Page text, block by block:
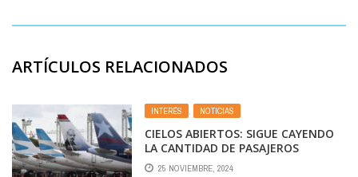
ARTÍCULOS RELACIONADOS
INTERÉS , NOTICIAS
CIELOS ABIERTOS: SIGUE CAYENDO
LA CANTIDAD DE PASAJEROS
DOMÉSTICOS CON CRECIMIENTO DE
25 NOVIEMBRE, 2024